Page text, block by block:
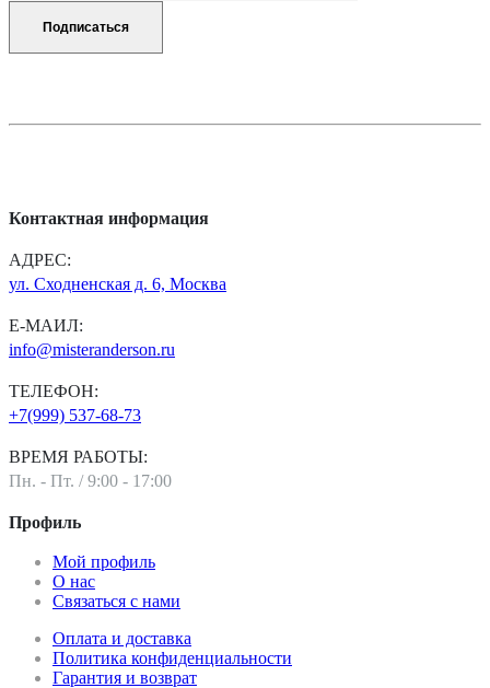
Контактная информация
АДРЕС:
ул. Сходненская д. 6, Москва
Е-МАИЛ:
info@misteranderson.ru
ТЕЛЕФОН:
+7(999) 537-68-73
ВРЕМЯ РАБОТЫ:
Пн. - Пт. / 9:00 - 17:00
Профиль
Мой профиль
О нас
Связаться с нами
Оплата и доставка
Политика конфиденциальности
Гарантия и возврат